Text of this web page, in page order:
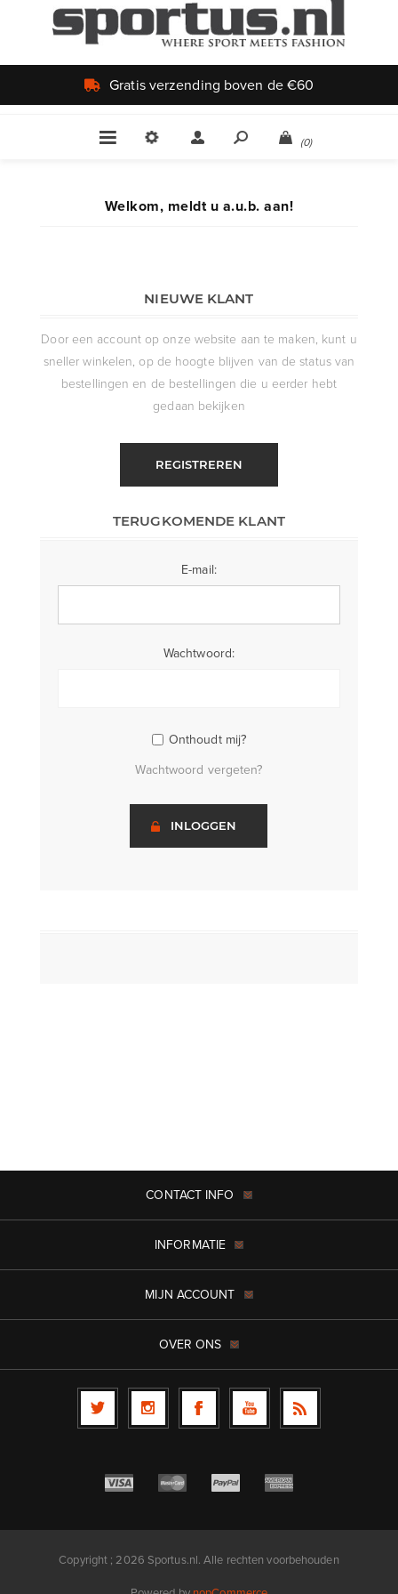
Gratis verzending boven de €60
(0)
Welkom, meldt u a.u.b. aan!
NIEUWE KLANT
Door een account op onze website aan te maken, kunt u
sneller winkelen, op de hoogte blijven van de status van
bestellingen en de bestellingen die u eerder hebt
gedaan bekijken
REGISTREREN
TERUGKOMENDE KLANT
E-mail:
Wachtwoord:
Onthoudt mij?
Wachtwoord vergeten?
INLOGGEN
CONTACT INFO
INFORMATIE
MIJN ACCOUNT
OVER ONS
Copyright ; 2026 Sportus.nl. Alle rechten voorbehouden